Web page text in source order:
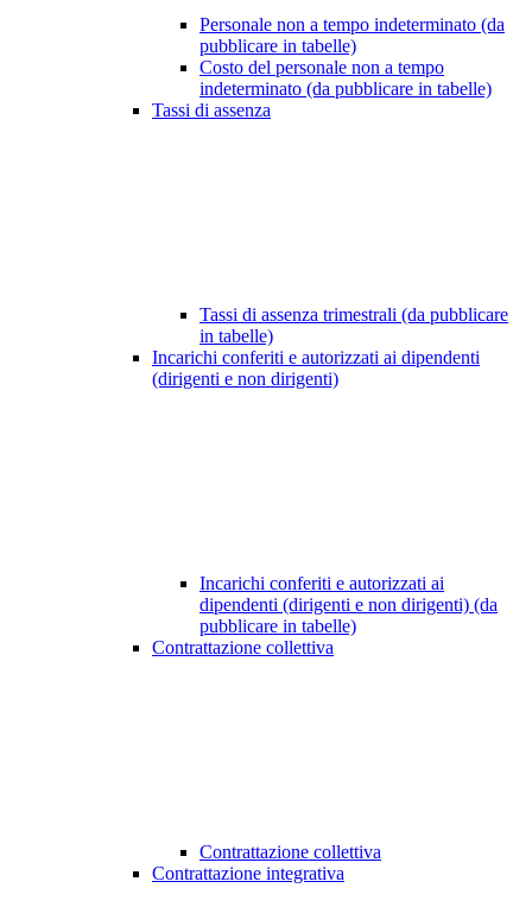
Personale non a tempo indeterminato (da
pubblicare in tabelle)
Costo del personale non a tempo
indeterminato (da pubblicare in tabelle)
Tassi di assenza
Tassi di assenza trimestrali (da pubblicare
in tabelle)
Incarichi conferiti e autorizzati ai dipendenti
(dirigenti e non dirigenti)
Incarichi conferiti e autorizzati ai
dipendenti (dirigenti e non dirigenti) (da
pubblicare in tabelle)
Contrattazione collettiva
Contrattazione collettiva
Contrattazione integrativa